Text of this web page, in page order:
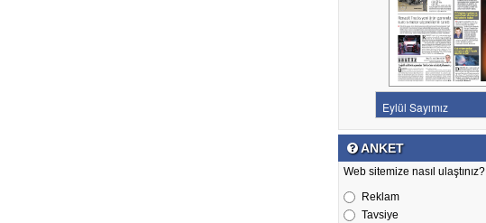
ANKET
Web sitemize nasıl ulaştınız?
Reklam
Tavsiye